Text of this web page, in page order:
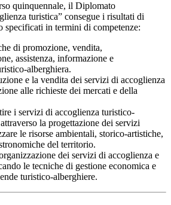
quinquennale, il Diplomato
turistica” consegue i risultati di
specificati in termini di competenze:
di promozione, vendita,
assistenza, informazione e
alberghiera.
e la vendita dei servizi di accoglienza
alle richieste dei mercati e della
i servizi di accoglienza turistico-
la progettazione dei servizi
le risorse ambientali, storico-artistiche,
del territorio.
dei servizi di accoglienza e
le tecniche di gestione economica e
turistico-alberghiere.